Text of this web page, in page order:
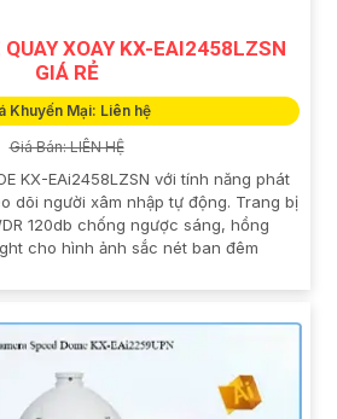
XOAY KX-EAI2458LZSN
GIÁ RẺ
Khuyến Mại: Liên hệ
Giá Bán: LIÊN HỆ
KX-EAi2458LZSN với tính năng phát
dõi người xâm nhập tự động. Trang bị
120db chống ngược sáng, hồng
cho hình ảnh sắc nét ban đêm